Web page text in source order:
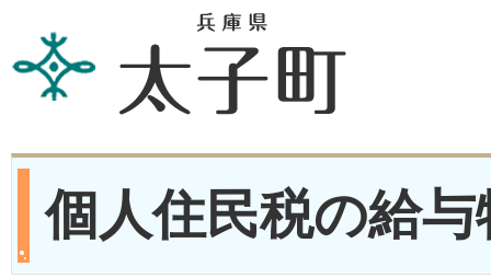
個人住民税の給